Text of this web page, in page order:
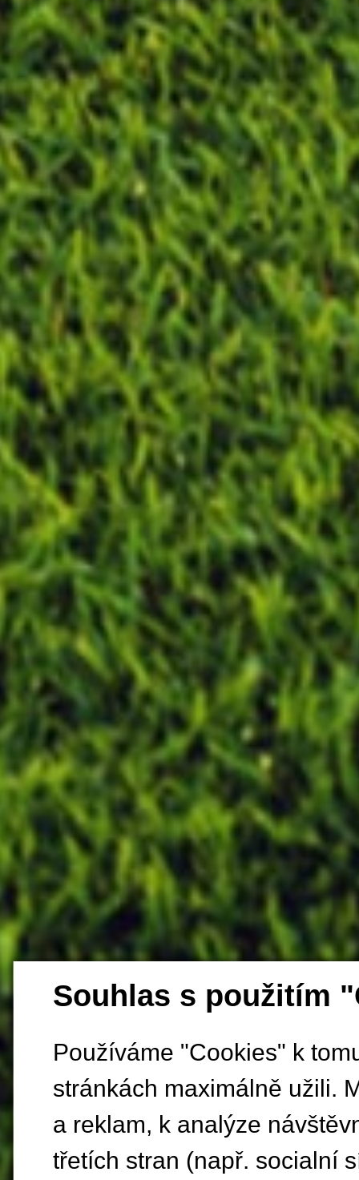
Souhlas s použitím
Používáme "Cookies" k
stránkách maximálně užili.
a reklam, k analýze
třetích stran (např. socialní